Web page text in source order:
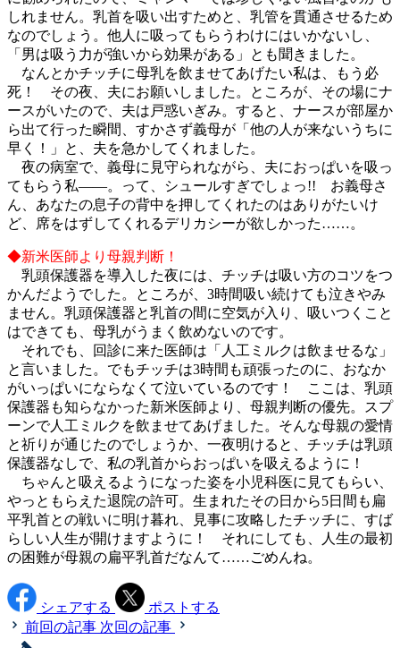
しれません。乳首を吸い出すためと、乳管を貫通させるため
なのでしょう。他人に吸ってもらうわけにはいかないし、
「男は吸う力が強いから効果がある」とも聞きました。
なんとかチッチに母乳を飲ませてあげたい私は、もう必
死！ その夜、夫にお願いしました。ところが、その場にナ
ースがいたので、夫は戸惑いぎみ。すると、ナースが部屋か
ら出て行った瞬間、すかさず義母が「他の人が来ないうちに
早く！」と、夫を急かしてくれました。
夜の病室で、義母に見守られながら、夫におっぱいを吸っ
てもらう私――。って、シュールすぎでしょっ!! お義母さ
ん、あなたの息子の背中を押してくれたのはありがたいけ
ど、席をはずしてくれるデリカシーが欲しかった……。
◆新米医師より母親判断！
乳頭保護器を導入した夜には、チッチは吸い方のコツをつ
かんだようでした。ところが、3時間吸い続けても泣きやみ
ません。乳頭保護器と乳首の間に空気が入り、吸いつくこと
はできても、母乳がうまく飲めないのです。
それでも、回診に来た医師は「人工ミルクは飲ませるな」
と言いました。でもチッチは3時間も頑張ったのに、おなか
がいっぱいにならなくて泣いているのです！ ここは、乳頭
保護器も知らなかった新米医師より、母親判断の優先。スプ
ーンで人工ミルクを飲ませてあげました。そんな母親の愛情
と祈りが通じたのでしょうか、一夜明けると、チッチは乳頭
保護器なしで、私の乳首からおっぱいを吸えるように！
ちゃんと吸えるようになった姿を小児科医に見てもらい、
やっともらえた退院の許可。生まれたその日から5日間も扁
平乳首との戦いに明け暮れ、見事に攻略したチッチに、すば
らしい人生が開けますように！ それにしても、人生の最初
の困難が母親の扁平乳首だなんて……ごめんね。
シェアする
ポストする
前回の記事 次回の記事